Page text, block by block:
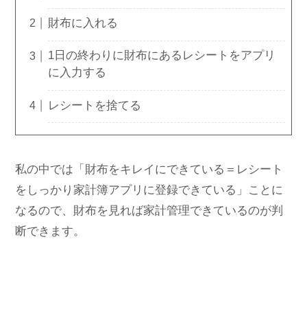
財布に入れる
1日の終わりに財布にあるレシートをアプリ
に入力する
レシートを捨てる
私の中では「財布をキレイにできている＝レシート
をしっかり家計簿アプリに登録できている」ことに
なるので、財布を見れば家計管理できているのが判
断できます。